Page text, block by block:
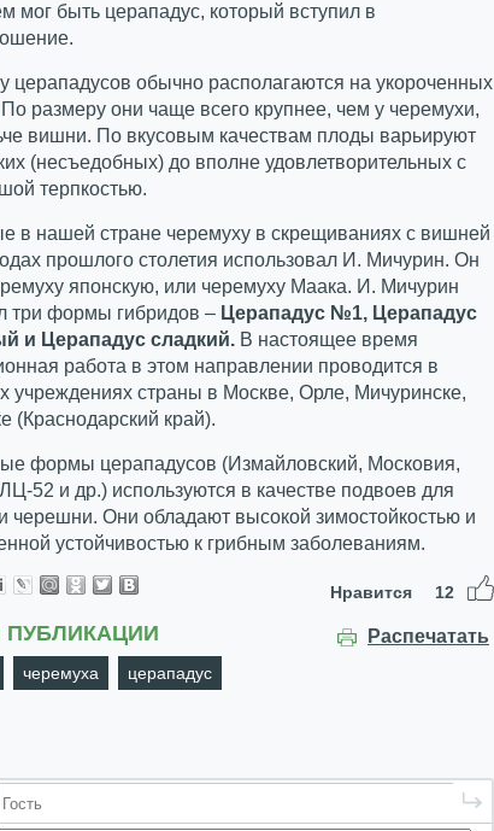
мог быть церападус, который вступил в
церападусов обычно располагаются на укороченных
По размеру они чаще всего крупнее, чем у черемухи,
вишни. По вкусовым качествам плоды варьируют
(несъедобных) до вполне удовлетворительных с
терпкостью.
в нашей стране черемуху в скрещиваниях с вишней
прошлого столетия использовал И. Мичурин. Он
японскую, или черемуху Маака. И. Мичурин
три формы гибридов – Церападус №1, Церападус
и Церападус сладкий. В настоящее время
работа в этом направлении проводится в
учреждениях страны в Москве, Орле, Мичуринске,
(Краснодарский край).
формы церападусов (Измайловский, Московия,
52 и др.) используются в качестве подвоев для
черешни. Они обладают высокой зимостойкостью и
устойчивостью к грибным заболеваниям.
Нравится 12
Распечатать
черемуха церападус